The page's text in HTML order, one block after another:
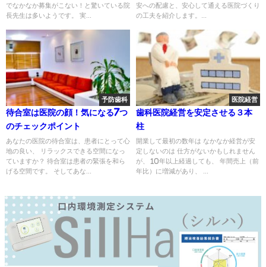
でなかなか募集がこない！と驚いている院
長先生は多いようです。 実...
安への配慮と、安心して通える医院づくり
の工夫を紹介します。...
予防歯科
待合室は医院の顔！気になる7つ
のチェックポイント
あなたの医院の待合室は、患者にとって心
地の良い、 リラックスできる空間になっ
ていますか？ 待合室は患者の緊張を和ら
げる空間です。 そしてあな...
医院経営
歯科医院経営を安定させる３本
柱
開業して最初の数年は なかなか経営が安
定しないのは 仕方がないかもしれません
が、 10年以上経過しても、 年間売上（前
年比）に増減があり、 ...